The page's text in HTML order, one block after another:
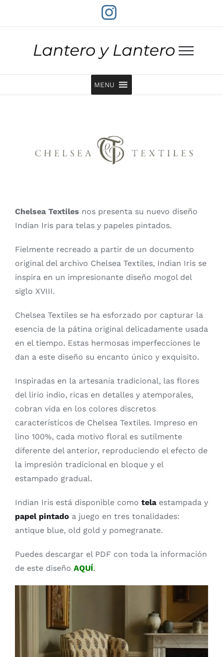
Instagram
MENU
Chelsea Textiles nos presenta su nuevo diseño
Indian Iris para telas y papeles pintados.
Fielmente recreado a partir de un documento
original del archivo Chelsea Textiles, Indian Iris se
inspira en un impresionante diseño mogol del
siglo XVIII.
Chelsea Textiles se ha esforzado por capturar la
esencia de la pátina original delicadamente usada
en el tiempo. Estas hermosas imperfecciones le
dan a este diseño su encanto único y exquisito.
Inspiradas en la artesanía tradicional, las flores
del lirio indio, ricas en detalles y atemporales,
cobran vida en los colores discretos
característicos de Chelsea Textiles. Impreso en
lino 100%, cada motivo floral es sutilmente
diferente del anterior, reproduciendo el efecto de
la impresión tradicional en bloque y el
estampado gradual.
Indian Iris está disponible como tela estampada y
papel pintado a juego en tres tonalidades:
antique blue, old gold y pomegranate.
Puedes descargar el PDF con toda la información
de este diseño AQUÍ.